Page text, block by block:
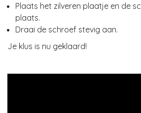
Plaats het zilveren plaatje en de
plaats.
Draai de schroef stevig aan.
Je klus is nu geklaard!